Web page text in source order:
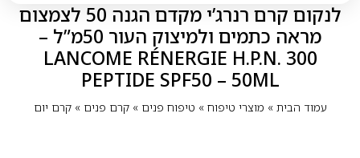
לנקום קרם רנרג’י מקדם הגנה 50 לצמצום
מראה כתמים ולמיצוק העור 50מ”ל –
LANCOME RÉNERGIE H.P.N. 300
PEPTIDE SPF50 – 50ML
עמוד הבית» מוצרי טיפוח» טיפוח פנים» קרם פנים» קרם יום